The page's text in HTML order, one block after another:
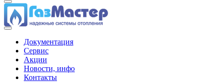
Документация
Сервис
Акции
Новости, инфо
Контакты